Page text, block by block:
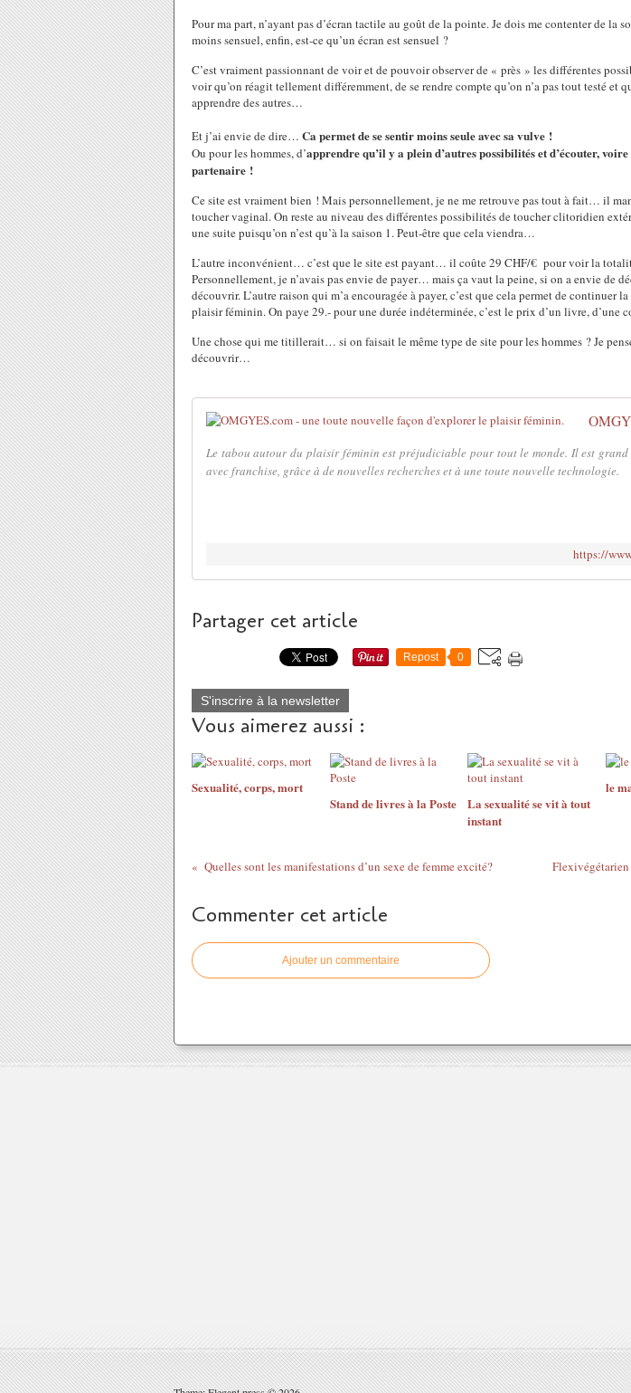
Pour ma part, n’ayant pas d’écran tactile au goût de la pointe. Je dois me contenter de la
moins sensuel, enfin, est-ce qu’un écran est sensuel ?
C’est vraiment passionnant de voir et de pouvoir observer de « près » les différentes
voir qu’on réagit tellement différemment, de se rendre compte qu’on n’a pas tout testé et
apprendre des autres…
Et j’ai envie de dire… Ca permet de se sentir moins seule avec sa vulve !
Ou pour les hommes, d’apprendre qu’il y a plein d’autres possibilités et d’écouter, voire
partenaire !
Ce site est vraiment bien ! Mais personnellement, je ne me retrouve pas tout à fait… il
toucher vaginal. On reste au niveau des différentes possibilités de toucher clitoridien
une suite puisqu’on n’est qu’à la saison 1. Peut-être que cela viendra…
L’autre inconvénient… c’est que le site est payant… il coûte 29 CHF/€ pour voir la
Personnellement, je n’avais pas envie de payer… mais ça vaut la peine, si on a envie de
découvrir. L’autre raison qui m’a encouragée à payer, c’est que cela permet de continuer
plaisir féminin. On paye 29.- pour une durée indéterminée, c’est le prix d’un livre, d’une
Une chose qui me titillerait… si on faisait le même type de site pour les hommes ? Je
découvrir…
Le tabou autour du plaisir féminin est préjudiciable pour tout le monde. Il est grand
avec franchise, grâce à de nouvelles recherches et à une toute nouvelle technologie.
https://
Partager cet article
Repost 0
S'inscrire à la newsletter
Vous aimerez aussi :
Sexualité, corps, mort
Stand de livres à la Poste
La sexualité se vit à tout
instant
le
Quelles sont les manifestations d’un sexe de femme excité?
Commenter cet article
Ajouter un commentaire